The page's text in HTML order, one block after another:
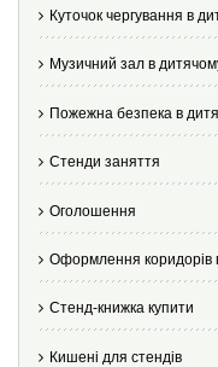
Куточок чергування в
Музичний зал в
Пожежна безпека в
Стенди заняття
Оголошення
Оформлення коридорів
Стенд-книжка купити
Кишені для стендів